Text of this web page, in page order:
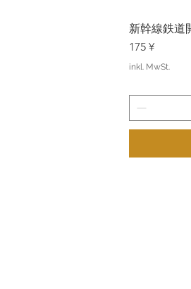
新幹線鉄道
Preis
175 ¥
inkl. MwSt.